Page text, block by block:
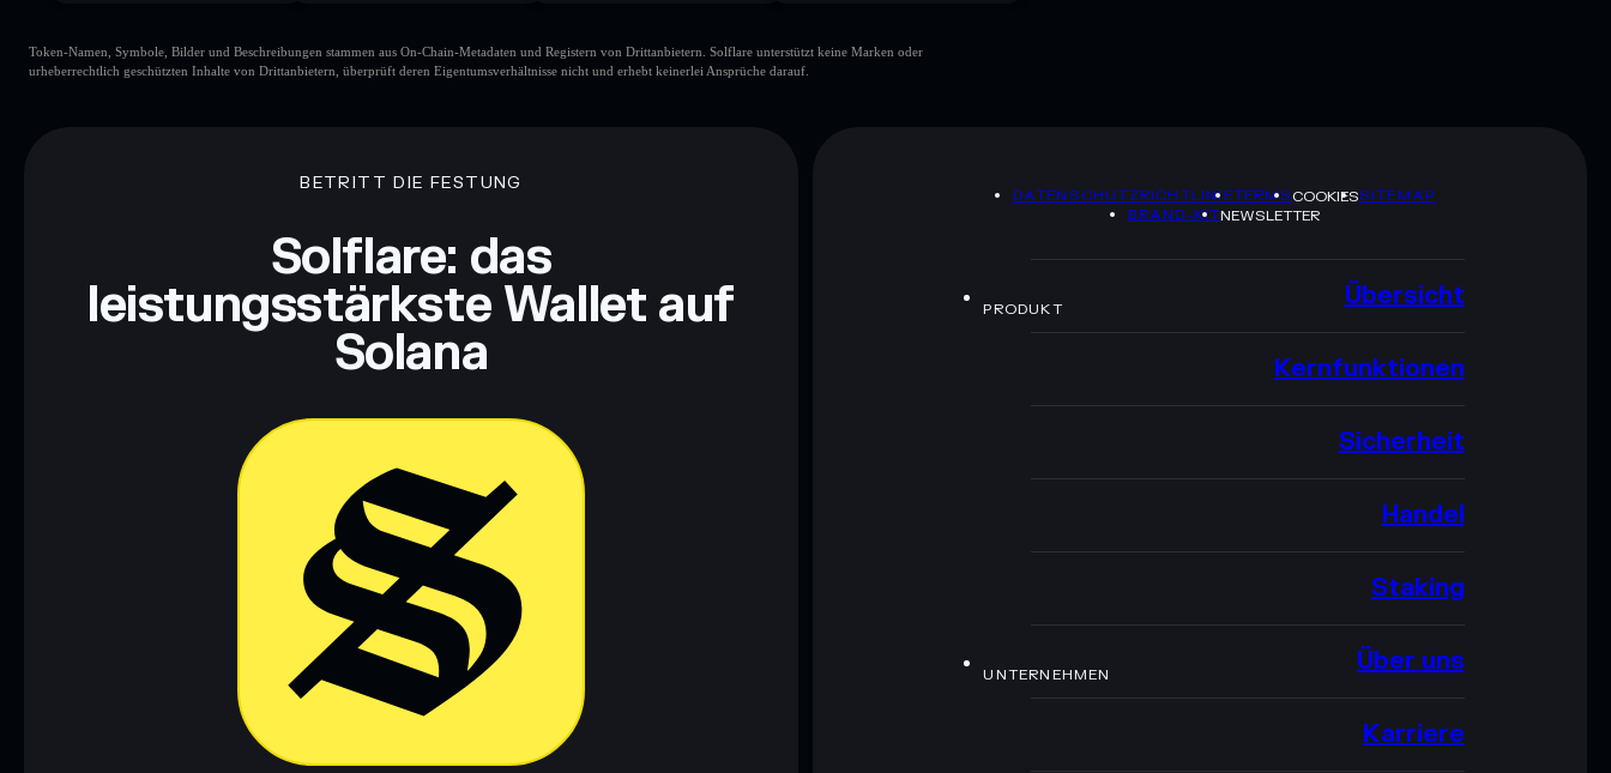
Token-Namen, Symbole, Bilder und Beschreibungen stammen aus On-Chain-Metadaten und Registern von Drittanbietern. Solflare unterstützt keine Marken oder
urheberrechtlich geschützten Inhalte von Drittanbietern, überprüft deren Eigentumsverhältnisse nicht und erhebt keinerlei Ansprüche darauf.
BETRITT DIE FESTUNG
Solflare: das
leistungsstärkste Wallet auf
Solana
DATENSCHUTZRICHTLINIETERMSCOOKIESSITEMAP
BRAND-KITNEWSLETTER
PRODUKT Übersicht
Kernfunktionen
Sicherheit
Handel
Staking
UNTERNEHMEN Über uns
Karriere